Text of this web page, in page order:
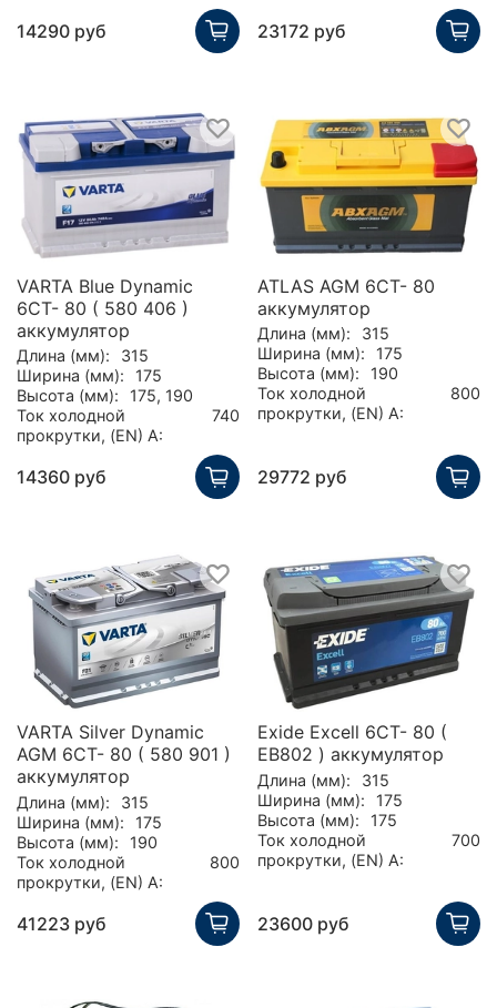
14290 руб 23172 руб
VARTA Blue Dynamic
6CT- 80 ( 580 406 )
аккумулятор
Длина (мм):
315
Ширина (мм):
175
Высота (мм):
175, 190
Ток холодной
прокрутки, (EN) А:
740
14360 руб
ATLAS AGM 6CT- 80
аккумулятор
Длина (мм):
315
Ширина (мм):
175
Высота (мм):
190
Ток холодной
прокрутки, (EN) А:
800
29772 руб
VARTA Silver Dynamic
AGM 6CT- 80 ( 580 901 )
аккумулятор
Длина (мм):
315
Ширина (мм):
175
Высота (мм):
190
Ток холодной
прокрутки, (EN) А:
800
41223 руб
Exide Excell 6СТ- 80 (
EB802 ) аккумулятор
Длина (мм):
315
Ширина (мм):
175
Высота (мм):
175
Ток холодной
прокрутки, (EN) А:
700
23600 руб